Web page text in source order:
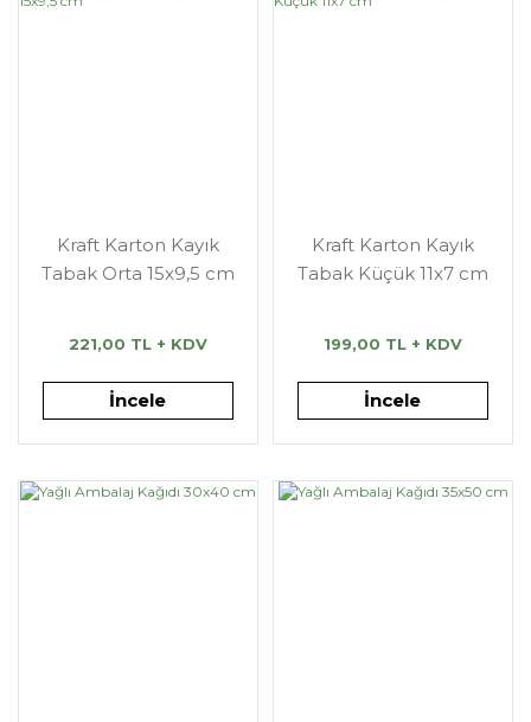
Kraft Karton Kayık
Tabak Orta 15x9,5 cm
221,00 TL + KDV
İncele
Kraft Karton Kayık
Tabak Küçük 11x7 cm
199,00 TL + KDV
İncele